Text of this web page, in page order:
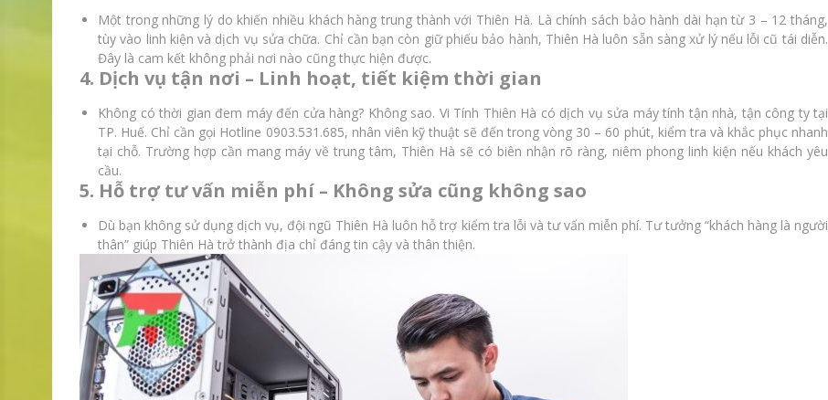
Một trong những lý do khiến nhiều khách hàng trung thành với Thiên Hà. Là chính sách bảo hành dài hạn từ 3 – 12 tháng,
tùy vào linh kiện và dịch vụ sửa chữa. Chỉ cần bạn còn giữ phiếu bảo hành, Thiên Hà luôn sẵn sàng xử lý nếu lỗi cũ tái diễn.
Đây là cam kết không phải nơi nào cũng thực hiện được.
4. Dịch vụ tận nơi – Linh hoạt, tiết kiệm thời gian
Không có thời gian đem máy đến cửa hàng? Không sao. Vi Tính Thiên Hà có dịch vụ sửa máy tính tận nhà, tận công ty tại
TP. Huế. Chỉ cần gọi Hotline 0903.531.685, nhân viên kỹ thuật sẽ đến trong vòng 30 – 60 phút, kiểm tra và khắc phục nhanh
tại chỗ. Trường hợp cần mang máy về trung tâm, Thiên Hà sẽ có biên nhận rõ ràng, niêm phong linh kiện nếu khách yêu
cầu.
5. Hỗ trợ tư vấn miễn phí – Không sửa cũng không sao
Dù bạn không sử dụng dịch vụ, đội ngũ Thiên Hà luôn hỗ trợ kiểm tra lỗi và tư vấn miễn phí. Tư tưởng “khách hàng là người
thân” giúp Thiên Hà trở thành địa chỉ đáng tin cậy và thân thiện.